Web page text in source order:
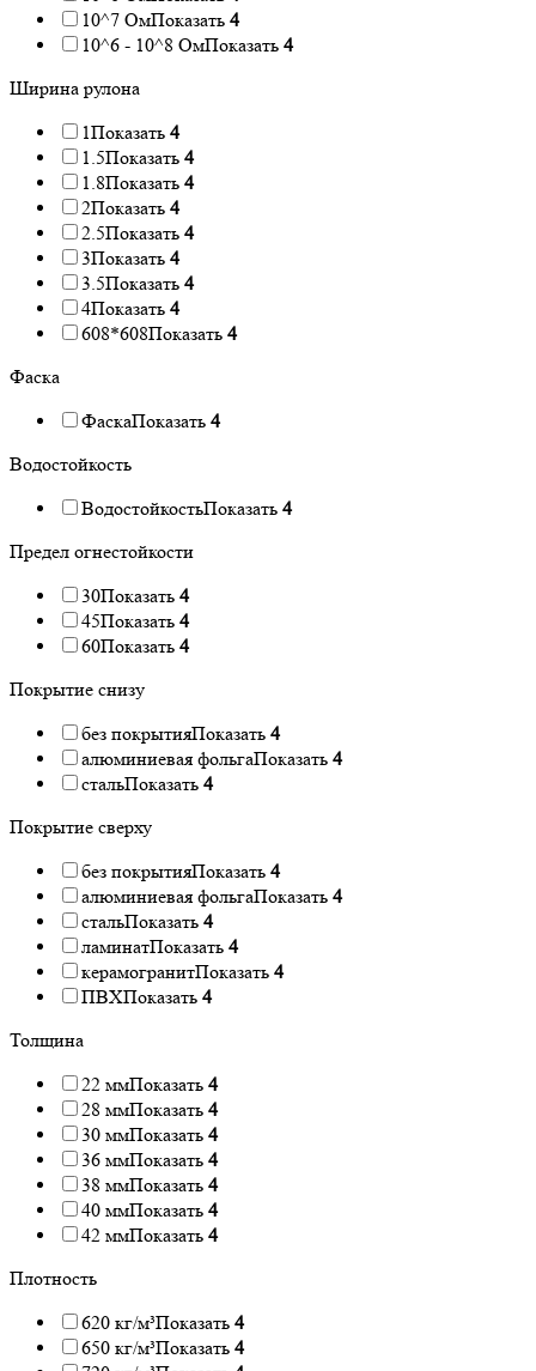
10^7 ОмПоказать 4
10^6 - 10^8 ОмПоказать 4
Ширина рулона
1Показать 4
1.5Показать 4
1.8Показать 4
2Показать 4
2.5Показать 4
3Показать 4
3.5Показать 4
4Показать 4
608*608Показать 4
Фаска
ФаскаПоказать 4
Водостойкость
ВодостойкостьПоказать 4
Предел огнестойкости
30Показать 4
45Показать 4
60Показать 4
Покрытие снизу
без покрытияПоказать 4
алюминиевая фольгаПоказать 4
стальПоказать 4
Покрытие сверху
без покрытияПоказать 4
алюминиевая фольгаПоказать 4
стальПоказать 4
ламинатПоказать 4
керамогранитПоказать 4
ПВХПоказать 4
Толщина
22 ммПоказать 4
28 ммПоказать 4
30 ммПоказать 4
36 ммПоказать 4
38 ммПоказать 4
40 ммПоказать 4
42 ммПоказать 4
Плотность
620 кг/м³Показать 4
650 кг/м³Показать 4